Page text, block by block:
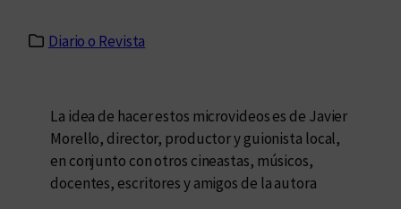
Diario o Revista
La idea de hacer estos microvideos es de Javier
Morello, director, productor y guionista local,
en conjunto con otros cineastas, músicos,
docentes, escritores y amigos de la autora